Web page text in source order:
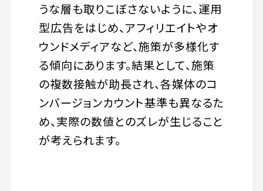
うな層も取りこぼさないように、運用
型広告をはじめ、アフィリエイトやオ
ウンドメディアなど、施策が多様化す
る傾向にあります。結果として、施策
の複数接触が助長され、各媒体のコ
ンバージョンカウント基準も異なるた
め、実際の数値とのズレが生じること
が考えられます。